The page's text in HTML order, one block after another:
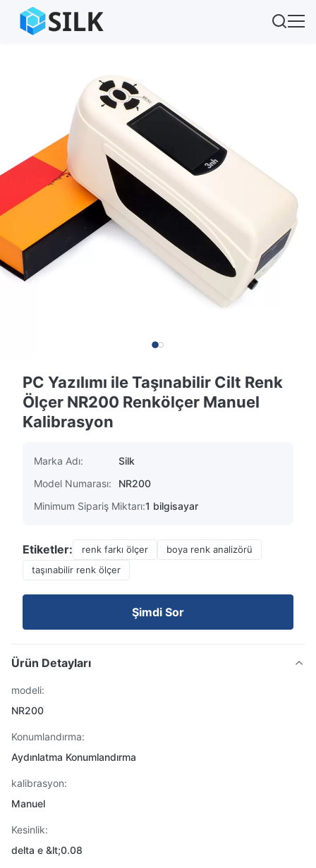
PC Yazılımı ile Taşınabilir Cilt Renk
Ölçer NR200 Renkölçer Manuel
Kalibrasyon
Marka Adı:
Silk
Model Numarası:
NR200
Minimum Sipariş Miktarı:1 bilgisayar
Etiketler: renk farkı ölçer
boya renk analizörü
taşınabilir renk ölçer
Şimdi Sor
Ürün Detayları
modeli:
NR200
Konumlandırma:
Aydınlatma Konumlandırma
kalibrasyon:
Manuel
Kesinlik:
delta e &lt;0.08